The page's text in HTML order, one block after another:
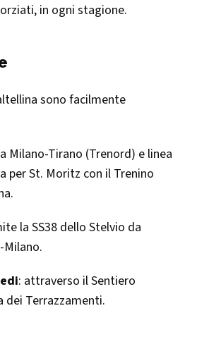
in ogni stagione.
sono facilmente
Milano-Tirano (Trenord) e linea
per St. Moritz con il Trenino
la SS38 dello Stelvio da
Milano.
: attraverso il Sentiero
dei Terrazzamenti.